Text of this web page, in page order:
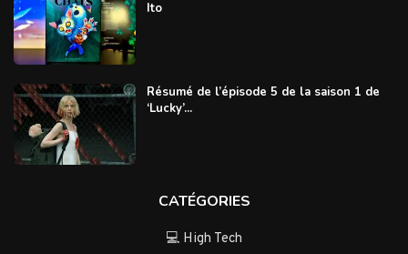
Ito
Résumé de l’épisode 5 de la saison 1 de
‘Lucky’...
CATÉGORIES
💻 High Tech